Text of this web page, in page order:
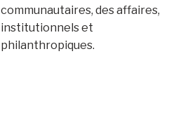
communautaires, des affaires,
institutionnels et
philanthropiques.